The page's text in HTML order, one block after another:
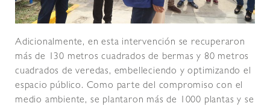
Adicionalmente, en esta intervención se recuperaron
más de 130 metros cuadrados de bermas y 80 metros
cuadrados de veredas, embelleciendo y optimizando el
espacio público. Como parte del compromiso con el
medio ambiente, se plantaron más de 1000 plantas y se